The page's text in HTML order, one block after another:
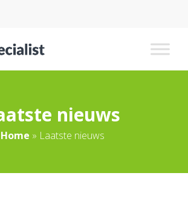
nieuws
Home » Laatste nieuws